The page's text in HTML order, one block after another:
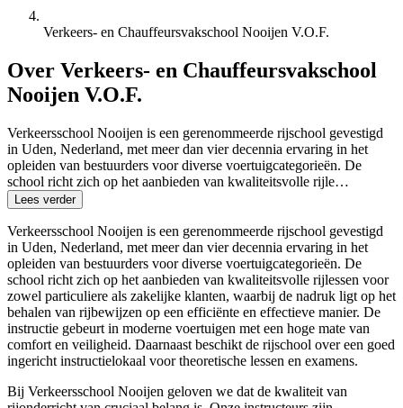
Verkeers- en Chauffeursvakschool Nooijen V.O.F.
Over Verkeers- en Chauffeursvakschool
Nooijen V.O.F.
Verkeersschool Nooijen is een gerenommeerde rijschool gevestigd
in Uden, Nederland, met meer dan vier decennia ervaring in het
opleiden van bestuurders voor diverse voertuigcategorieën. De
school richt zich op het aanbieden van kwaliteitsvolle rijle…
Lees verder
Verkeersschool Nooijen is een gerenommeerde rijschool gevestigd
in Uden, Nederland, met meer dan vier decennia ervaring in het
opleiden van bestuurders voor diverse voertuigcategorieën. De
school richt zich op het aanbieden van kwaliteitsvolle rijlessen voor
zowel particuliere als zakelijke klanten, waarbij de nadruk ligt op het
behalen van rijbewijzen op een efficiënte en effectieve manier. De
instructie gebeurt in moderne voertuigen met een hoge mate van
comfort en veiligheid. Daarnaast beschikt de rijschool over een goed
ingericht instructielokaal voor theoretische lessen en examens.
Bij Verkeersschool Nooijen geloven we dat de kwaliteit van